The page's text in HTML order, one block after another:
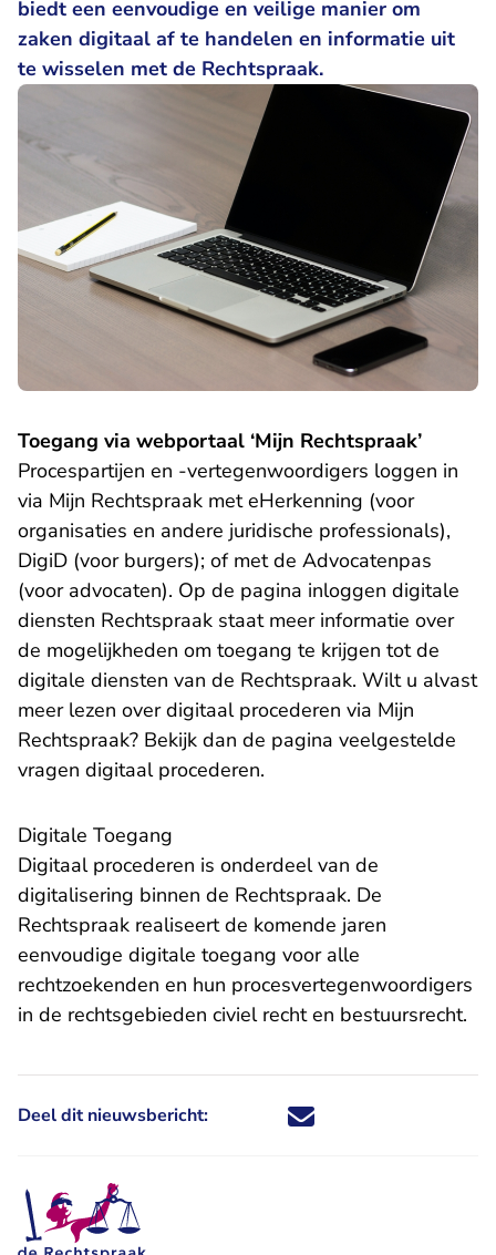
biedt een eenvoudige en veilige manier om
zaken digitaal af te handelen en informatie uit
te wisselen met de Rechtspraak.
Toegang via webportaal ‘Mijn Rechtspraak’
Procespartijen en -vertegenwoordigers loggen in
via Mijn Rechtspraak- U verlaat Rechtspraak.nl
met eHerkenning (voor
organisaties en andere juridische professionals),
DigiD (voor burgers); of met de Advocatenpas
(voor advocaten). Op de pagina inloggen digitale
diensten Rechtspraak- U verlaat Rechtspraak.nl
staat meer informatie over
de mogelijkheden om toegang te krijgen tot de
digitale diensten van de Rechtspraak. Wilt u alvast
meer lezen over digitaal procederen via Mijn
Rechtspraak? Bekijk dan de pagina veelgestelde
vragen digitaal procederen.
Digitale Toegang
Digitaal procederen is onderdeel van de
digitalisering binnen de Rechtspraak- U verlaat
. De
Rechtspraak realiseert de komende jaren
eenvoudige digitale toegang voor alle
rechtzoekenden en hun procesvertegenwoordigers
in de rechtsgebieden civiel recht en bestuursrecht.
Deel dit nieuwsbericht: Deel dit nieuwsbericht via X -
Deel dit nieuwsbericht via
Deel dit nieuwsbericht
Deel dit